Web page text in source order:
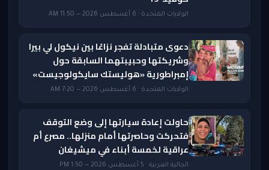
الولايات المتحدة · 6 أغسطس 2026 — 11:50 AM
دعوى متبادلة تفجر نزاعًا بين نيكول لي بيرا
وشريكتها وحبيبتهما السابقة حول
إمبراطورية «هوليستك سايكولوجيست»
الولايات المتحدة · 6 أغسطس 2026 — 7:20 AM
حاولت إعادة سيارتها إلى وضع التوقف
فتحركت وحاصرتها أمام منزلها.. مصرع أم
عراقية لخمسة أبناء في ميشيغان
الجالية العربية · 5 أغسطس 2026 — 1:50 PM